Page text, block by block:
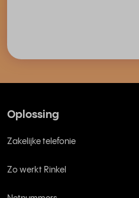
Oplossing
Zakelijke telefonie
Zo werkt Rinkel